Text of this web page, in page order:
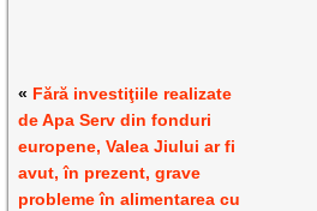
« Fără investiţiile realizate
de Apa Serv din fonduri
europene, Valea Jiului ar fi
avut, în prezent, grave
probleme în alimentarea cu